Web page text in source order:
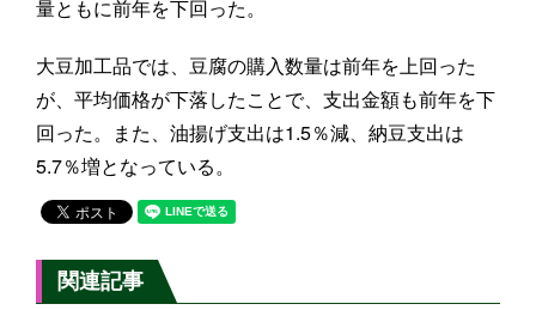
量ともに前年を下回った。
大豆加工品では、豆腐の購入数量は前年を上回った
が、平均価格が下落したことで、支出金額も前年を下
回った。また、油揚げ支出は1.5％減、納豆支出は
5.7％増となっている。
関連記事